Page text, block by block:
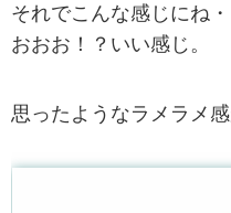
それでこんな感じにね・
おおお！？いい感じ。
思ったようなラメラメ